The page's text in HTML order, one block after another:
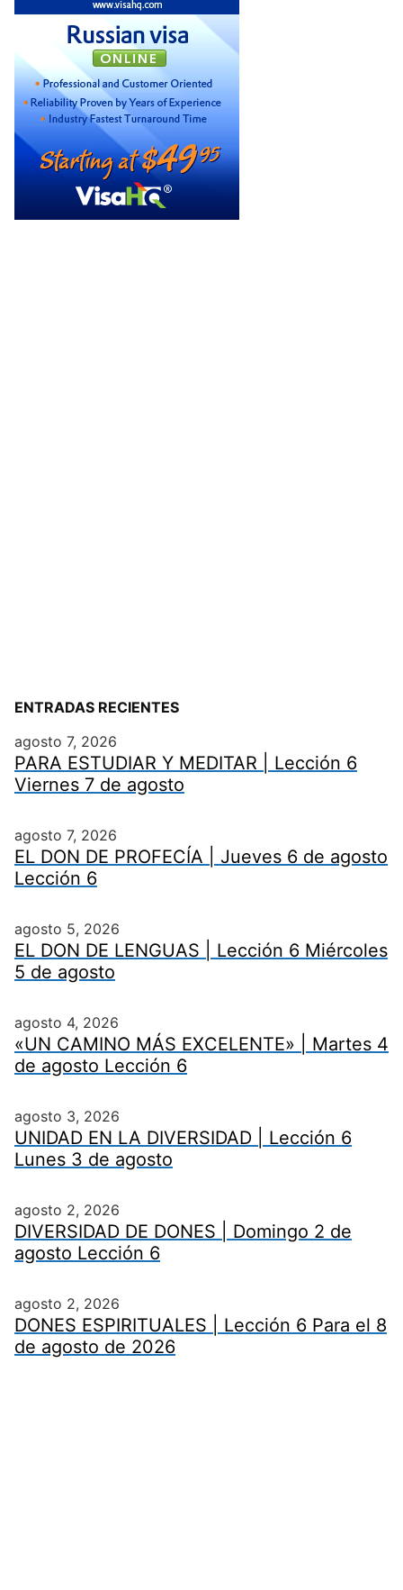
ENTRADAS RECIENTES
agosto 7, 2026
PARA ESTUDIAR Y MEDITAR | Lección 6
Viernes 7 de agosto
agosto 7, 2026
EL DON DE PROFECÍA | Jueves 6 de agosto
Lección 6
agosto 5, 2026
EL DON DE LENGUAS | Lección 6 Miércoles
5 de agosto
agosto 4, 2026
«UN CAMINO MÁS EXCELENTE» | Martes 4
de agosto Lección 6
agosto 3, 2026
UNIDAD EN LA DIVERSIDAD | Lección 6
Lunes 3 de agosto
agosto 2, 2026
DIVERSIDAD DE DONES | Domingo 2 de
agosto Lección 6
agosto 2, 2026
DONES ESPIRITUALES | Lección 6 Para el 8
de agosto de 2026